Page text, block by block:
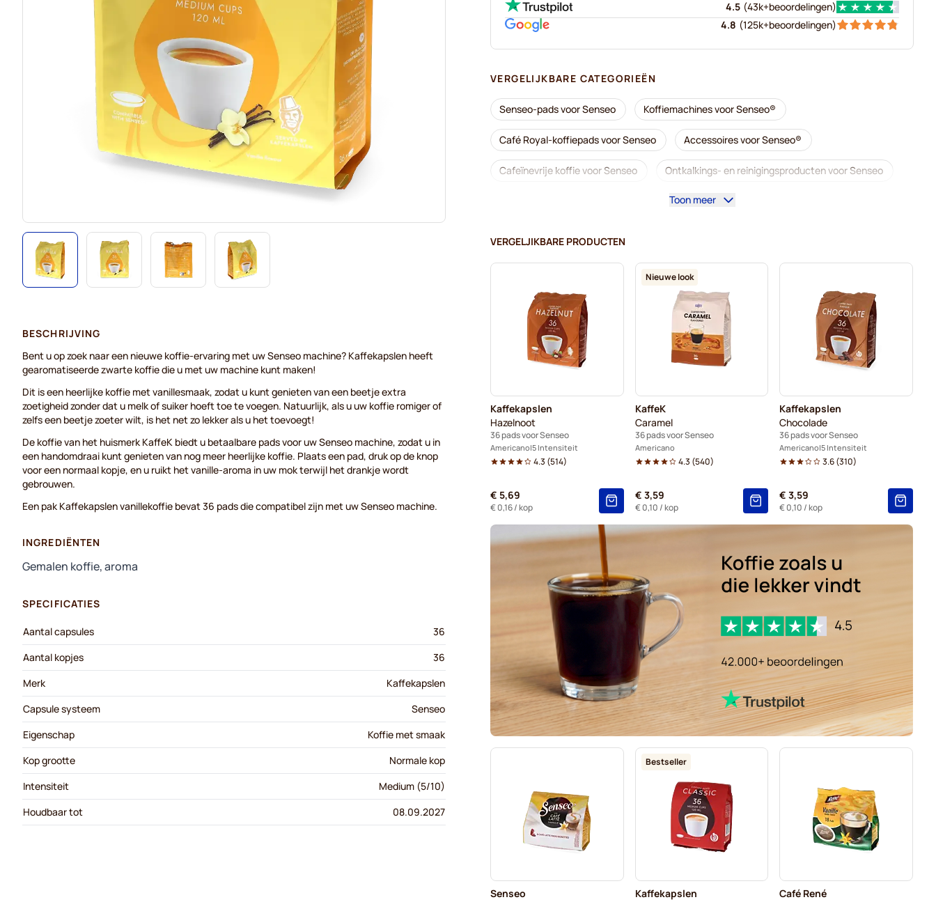
4.5 (43k+beoordelingen)
4.8 (125k+beoordelingen)
VERGELIJKBARE CATEGORIEËN
Senseo-pads voor Senseo Koffiemachines voor Senseo®
Café Royal-koffiepads voor Senseo Accessoires voor Senseo®
Cafeïnevrije koffie voor Senseo Ontkalkings- en reinigingsproducten voor Senseo
Café René-koffiepads voor Senseo
Friele-koffiepads voor Senseo Marcilla-koffiepads voor Senseo
Gimoka-pads voor Senseo Pads voor Senseo Zwarte koffie voor Senseo®
Voor Senseo® Kaffekapslen voor Senseo®
Toon meer
VERGELJIKBARE PRODUCTEN
Kaffekapslen
Hazelnoot
36 pads voor Senseo
Americano 5 Intensiteit
4.3 (514)
€ 5,69
€ 0,16/ kop
Nieuwe look
KaffeK
Caramel
36 pads voor Senseo
Americano
4.3 (540)
€ 3,59
€ 0,10 / kop
Kaffekapslen
Chocolade
36 pads voor Senseo
Americano 5 Intensiteit
3.6(310)
€ 3,59
€ 0,10 / kop
Senseo
Bestseller
Kaffekapslen
Café René
BESCHRIJVING
Bent u op zoek naar een nieuwe koffie-ervaring met uw Senseo machine? Kaffekapslen heeft
gearomatiseerde zwarte koffie die u met uw machine kunt maken!
Dit is een heerlijke koffie met vanillesmaak, zodat u kunt genieten van een beetje extra
zoetigheid zonder dat u melk of suiker hoeft toe te voegen. Natuurlijk, als u uw koffie romiger of
zelfs een beetje zoeter wilt, is het net zo lekker als u het toevoegt!
De koffie van het huismerk KaffeK biedt u betaalbare pads voor uw Senseo machine, zodat u in
een handomdraai kunt genieten van nog meer heerlijke koffie. Plaats een pad, druk op de knop
voor een normaal kopje, en u ruikt het vanille-aroma in uw mok terwijl het drankje wordt
gebrouwen.
Een pak Kaffekapslen vanillekoffie bevat 36 pads die compatibel zijn met uw Senseo machine.
INGREDIËNTEN
Gemalen koffie, aroma
SPECIFICATIES
Aantal capsules
36
Aantal kopjes
36
Merk
Kaffekapslen
Capsule systeem
Senseo
Eigenschap
Koffie met smaak
Kop grootte
Normale kop
Intensiteit
Medium (5/10)
Houdbaar tot
08.09.2027